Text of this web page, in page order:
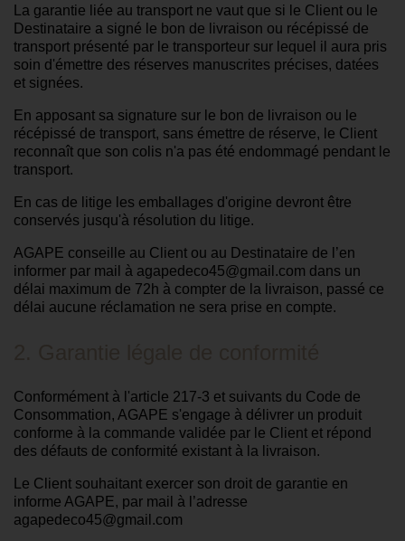
La garantie liée au transport ne vaut que si le Client ou le
Destinataire a signé le bon de livraison ou récépissé de
transport présenté par le transporteur sur lequel il aura pris
soin d'émettre des réserves manuscrites précises, datées
et signées.
En apposant sa signature sur le bon de livraison ou le
récépissé de transport, sans émettre de réserve, le Client
reconnaît que son colis n'a pas été endommagé pendant le
transport.
En cas de litige les emballages d'origine devront être
conservés jusqu'à résolution du litige.
AGAPE conseille au Client ou au Destinataire de l’en
informer par mail à agapedeco45@gmail.com dans un
délai maximum de 72h à compter de la livraison, passé ce
délai aucune réclamation ne sera prise en compte.
Conformément à l'article 217-3 et suivants du Code de
Consommation, AGAPE s'engage à délivrer un produit
conforme à la commande validée par le Client et répond
des défauts de conformité existant à la livraison.
Le Client souhaitant exercer son droit de garantie en
informe AGAPE, par mail à l’adresse
agapedeco45@gmail.com